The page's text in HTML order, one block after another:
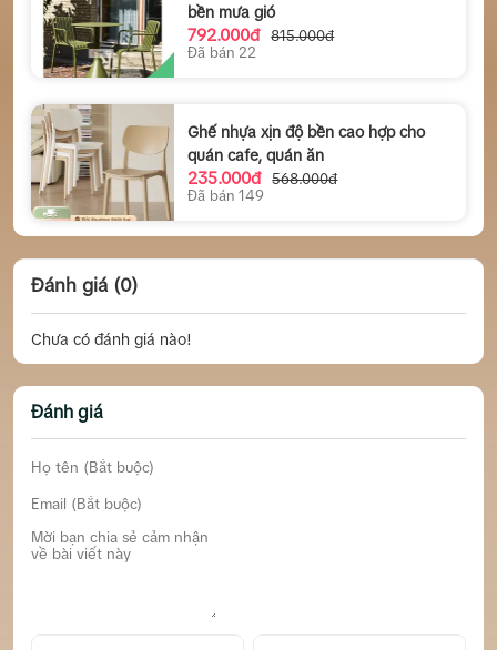
bền mưa gió
792.000đ
815.000đ
Đã bán 22
Ghế nhựa xịn độ bền cao hợp cho
quán cafe, quán ăn
235.000đ
568.000đ
Đã bán 149
Đánh giá (0)
Chưa có đánh giá nào!
Đánh giá